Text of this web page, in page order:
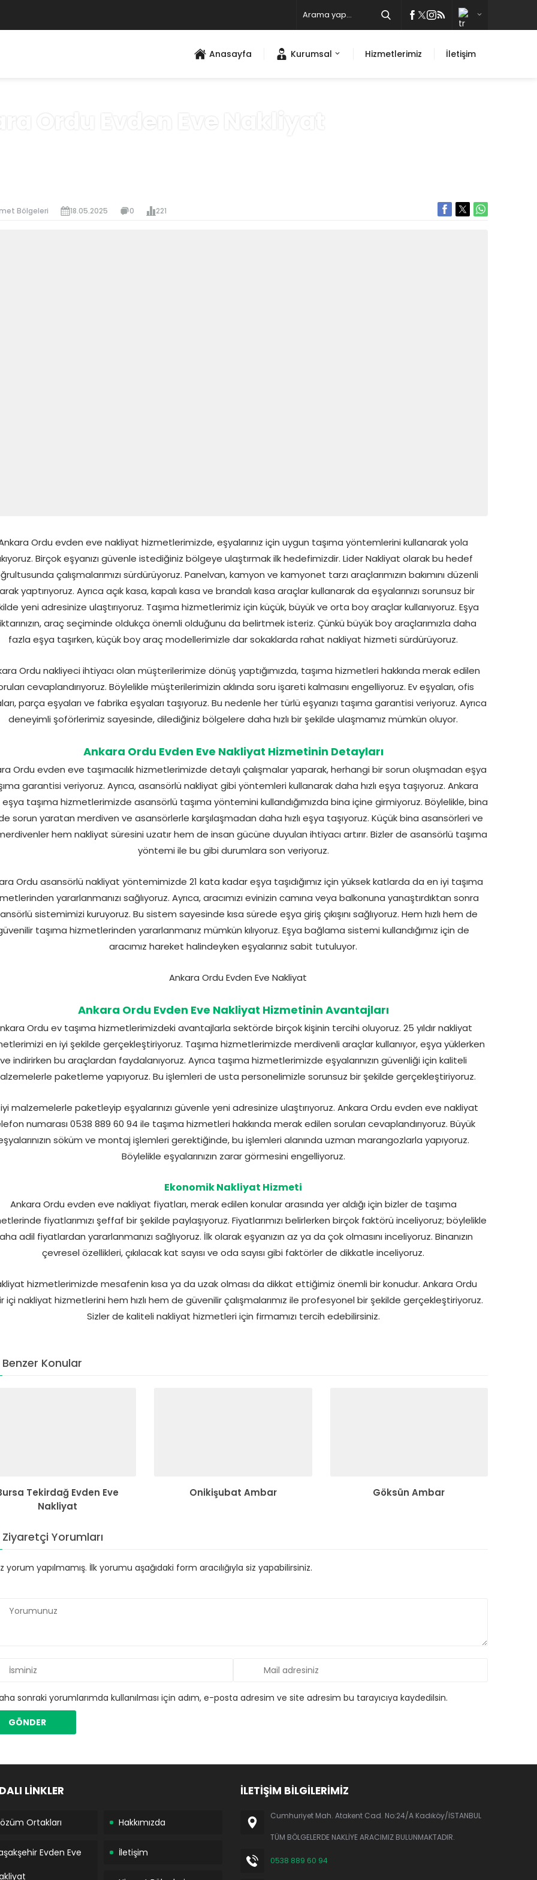
Anasayfa Kurumsal Hizmetlerimiz İletişim
Ordu Evden Eve Nakliyat
Bölgeleri 18.05.2025 0 221
Ordu evden eve nakliyat hizmetlerimizde, eşyalarınız için uygun taşıma yöntemlerini kullanarak yola
Birçok eşyanızı güvenle istediğiniz bölgeye ulaştırmak ilk hedefimizdir. Lider Nakliyat olarak bu hedef
çalışmalarımızı sürdürüyoruz. Panelvan, kamyon ve kamyonet tarzı araçlarımızın bakımını düzenli
yaptırıyoruz. Ayrıca açık kasa, kapalı kasa ve brandalı kasa araçlar kullanarak da eşyalarınızı sorunsuz bir
yeni adresinize ulaştırıyoruz. Taşıma hizmetlerimiz için küçük, büyük ve orta boy araçlar kullanıyoruz. Eşya
araç seçiminde oldukça önemli olduğunu da belirtmek isteriz. Çünkü büyük boy araçlarımızla daha
fazla eşya taşırken, küçük boy araç modellerimizle dar sokaklarda rahat nakliyat hizmeti sürdürüyoruz.
Ordu nakliyeci ihtiyacı olan müşterilerimize dönüş yaptığımızda, taşıma hizmetleri hakkında merak edilen
cevaplandırıyoruz. Böylelikle müşterilerimizin aklında soru işareti kalmasını engelliyoruz. Ev eşyaları, ofis
parça eşyaları ve fabrika eşyaları taşıyoruz. Bu nedenle her türlü eşyanızı taşıma garantisi veriyoruz. Ayrıca
deneyimli şoförlerimiz sayesinde, dilediğiniz bölgelere daha hızlı bir şekilde ulaşmamız mümkün oluyor.
Ankara Ordu Evden Eve Nakliyat Hizmetinin Detayları
Ordu evden eve taşımacılık hizmetlerimizde detaylı çalışmalar yaparak, herhangi bir sorun oluşmadan eşya
garantisi veriyoruz. Ayrıca, asansörlü nakliyat gibi yöntemleri kullanarak daha hızlı eşya taşıyoruz. Ankara
taşıma hizmetlerimizde asansörlü taşıma yöntemini kullandığımızda bina içine girmiyoruz. Böylelikle, bina
sorun yaratan merdiven ve asansörlerle karşılaşmadan daha hızlı eşya taşıyoruz. Küçük bina asansörleri ve
hem nakliyat süresini uzatır hem de insan gücüne duyulan ihtiyacı artırır. Bizler de asansörlü taşıma
yöntemi ile bu gibi durumlara son veriyoruz.
Ordu asansörlü nakliyat yöntemimizde 21 kata kadar eşya taşıdığımız için yüksek katlarda da en iyi taşıma
yararlanmanızı sağlıyoruz. Ayrıca, aracımızı evinizin camına veya balkonuna yanaştırdıktan sonra
sistemimizi kuruyoruz. Bu sistem sayesinde kısa sürede eşya giriş çıkışını sağlıyoruz. Hem hızlı hem de
taşıma hizmetlerinden yararlanmanız mümkün kılıyoruz. Eşya bağlama sistemi kullandığımız için de
aracımız hareket halindeyken eşyalarınız sabit tutuluyor.
Ankara Ordu Evden Eve Nakliyat Hizmetinin Avantajları
Ordu ev taşıma hizmetlerimizdeki avantajlarla sektörde birçok kişinin tercihi oluyoruz. 25 yıldır nakliyat
en iyi şekilde gerçekleştiriyoruz. Taşıma hizmetlerimizde merdivenli araçlar kullanıyor, eşya yüklerken
ve indirirken bu araçlardan faydalanıyoruz. Ayrıca taşıma hizmetlerimizde eşyalarınızın güvenliği için kaliteli
paketleme yapıyoruz. Bu işlemleri de usta personelimizle sorunsuz bir şekilde gerçekleştiriyoruz.
iyi malzemelerle paketleyip eşyalarınızı güvenle yeni adresinize ulaştırıyoruz. Ankara Ordu evden eve nakliyat
numarası 0538 889 60 94 ile taşıma hizmetleri hakkında merak edilen soruları cevaplandırıyoruz. Büyük
söküm ve montaj işlemleri gerektiğinde, bu işlemleri alanında uzman marangozlarla yapıyoruz.
Böylelikle eşyalarınızın zarar görmesini engelliyoruz.
Ekonomik Nakliyat Hizmeti
Ankara Ordu evden eve nakliyat fiyatları, merak edilen konular arasında yer aldığı için bizler de taşıma
fiyatlarımızı şeffaf bir şekilde paylaşıyoruz. Fiyatlarımızı belirlerken birçok faktörü inceliyoruz; böylelikle
adil fiyatlardan yararlanmanızı sağlıyoruz. İlk olarak eşyanızın az ya da çok olmasını inceliyoruz. Binanızın
çevresel özellikleri, çıkılacak kat sayısı ve oda sayısı gibi faktörler de dikkatle inceliyoruz.
hizmetlerimizde mesafenin kısa ya da uzak olması da dikkat ettiğimiz önemli bir konudur. Ankara Ordu
içi nakliyat hizmetlerini hem hızlı hem de güvenilir çalışmalarımız ile profesyonel bir şekilde gerçekleştiriyoruz.
Sizler de kaliteli nakliyat hizmetleri için firmamızı tercih edebilirsiniz.
Benzer Konular
Tekirdağ Evden Eve
Nakliyat
Onikişubat Ambar Göksün Ambar
Ziyaretçi Yorumları
yorum yapılmamış. İlk yorumu aşağıdaki form aracılığıyla siz yapabilirsiniz.
sonraki yorumlarımda kullanılması için adım, e-posta adresim ve site adresim bu tarayıcıya kaydedilsin.
LİNKLER
Ortakları Hakkımızda
Evden Eve
İletişim
İLETİŞİM BİLGİLERİMİZ
Cumhuriyet Mah. Atakent Cad. No:24/A Kadıköy/İSTANBUL
TÜM BÖLGELERDE NAKLİYE ARACIMIZ BULUNMAKTADIR.
0538 889 60 94